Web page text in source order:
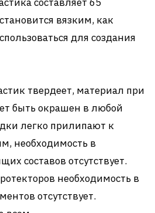
вязким, как
для создания
твердеет, материал при
быть окрашен в любой
легко прилипают к
необходимость в
составов отсутствует.
необходимость в
отсутствует.